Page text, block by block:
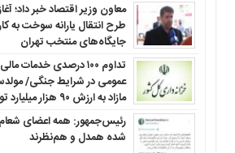
معاون وزیر اقتصاد خبر داد؛
طرح انتقال یارانه سوخت به
جایگاه‌های منتخب تهران
تداوم ۱۰۰ درصدی
مازاد به ارزش ۹۰ هزار میلیارد تومان
رئیس‌جمهور: همه اعضای شعام
شده همدل و هم‌نظرند